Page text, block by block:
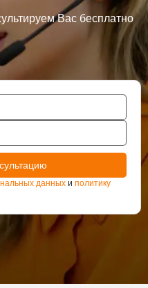
Вас бесплатно
данных и политику